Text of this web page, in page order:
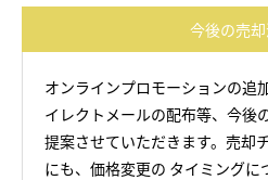
今後の売
オンラインプロモーションの追
イレクトメールの配布等、今後
提案させていただきます。売却
にも、価格変更の タイミングに